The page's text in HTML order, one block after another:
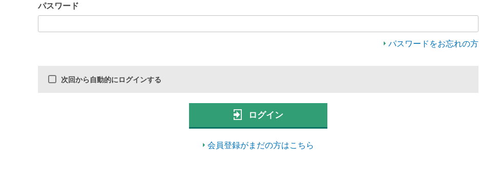
パスワード
パスワードをお忘れの方
次回から自動的にログインする
ログイン
会員登録がまだの方はこちら